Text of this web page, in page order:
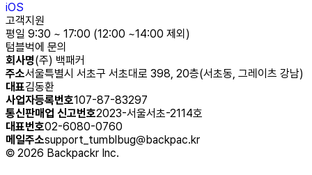
iOS
고객지원
평일 9:30 ~ 17:00 (12:00 ~14:00 제외)
텀블벅에 문의
회사명(주) 백패커
주소서울특별시 서초구 서초대로 398, 20층(서초동, 그레이츠 강남)
대표김동환
사업자등록번호107-87-83297
통신판매업 신고번호2023-서울서초-2114호
대표번호02-6080-0760
메일주소support_tumblbug@backpac.kr
© 2026 Backpackr Inc.